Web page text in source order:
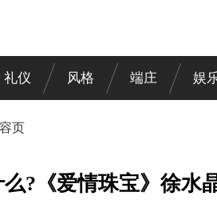
礼仪 风格 端庄 娱
页
么?《爱情珠宝》徐水